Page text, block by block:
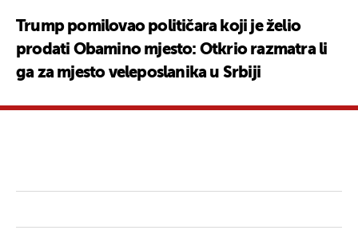
Trump pomilovao političara koji je želio
prodati Obamino mjesto: Otkrio razmatra li
ga za mjesto veleposlanika u Srbiji